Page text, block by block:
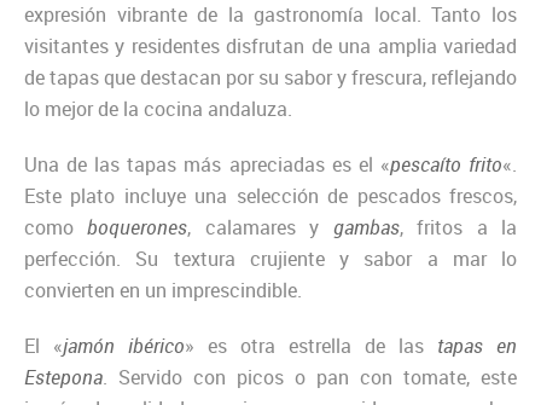
expresión vibrante de la gastronomía local. Tanto los
visitantes y residentes disfrutan de una amplia variedad
de tapas que destacan por su sabor y frescura, reflejando
lo mejor de la cocina andaluza.
Una de las tapas más apreciadas es el «pescaíto frito«.
Este plato incluye una selección de pescados frescos,
comoboquerones, calamares y gambas, fritos a la
perfección. Su textura crujiente y sabor a mar lo
convierten en un imprescindible.
El «jamón ibérico» es otra estrella de las tapas en
Estepona. Servido con picos o pan con tomate, este